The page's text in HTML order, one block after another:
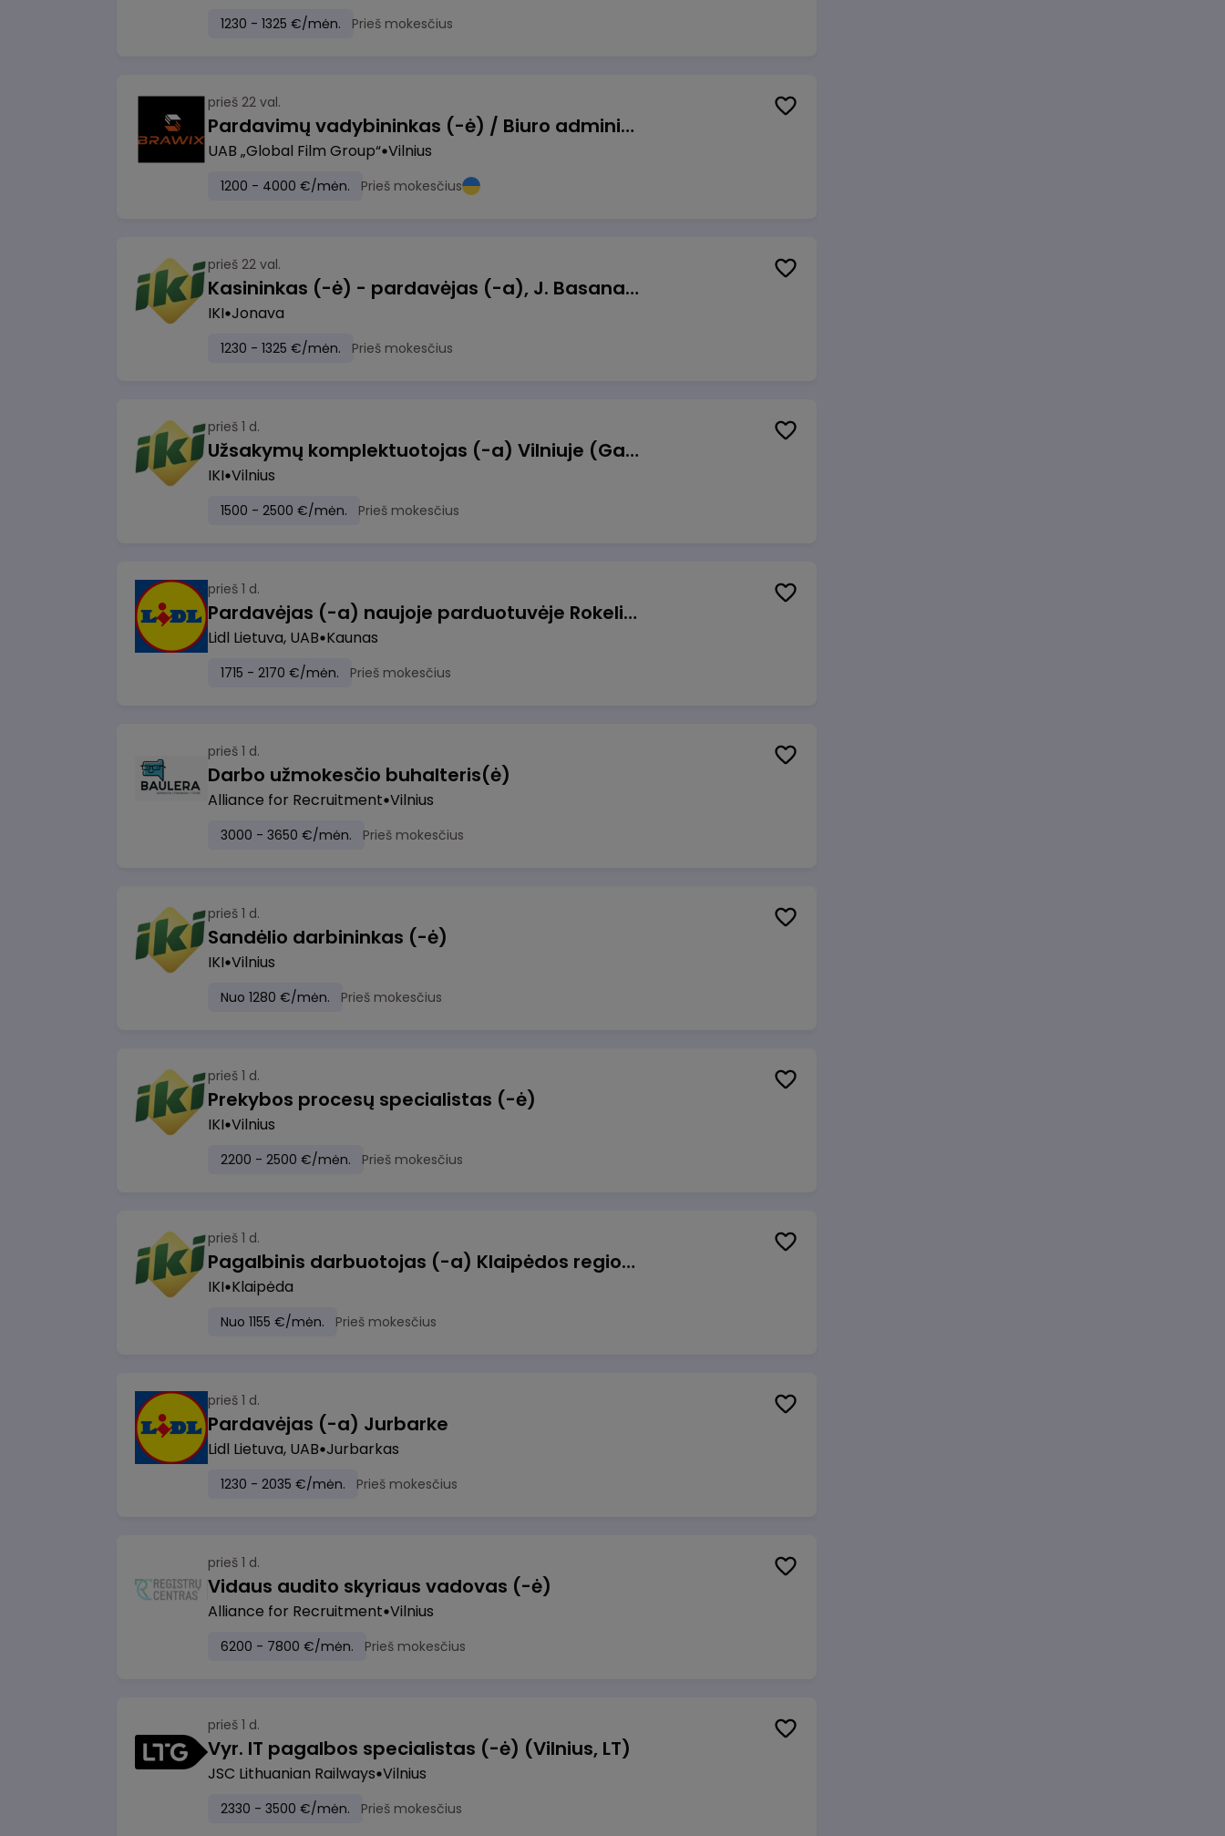
1230 - 1325 €/mėn. Prieš mokesčius
prieš 22 val.
Pardavimų vadybininkas (-ė) / Biuro administratorius (-ė) (B2B)
UAB „Global Film Group“ Vilnius
1200 - 4000 €/mėn. Prieš mokesčius
prieš 22 val.
Kasininkas (-ė) - pardavėjas (-a), J. Basanavičiaus g. 6, Jonava
IKI Jonava
1230 - 1325 €/mėn. Prieš mokesčius
prieš 1 d.
Užsakymų komplektuotojas (-a) Vilniuje (Gariūnai)
IKI Vilnius
1500 - 2500 €/mėn. Prieš mokesčius
prieš 1 d.
Pardavėjas (-a) naujoje parduotuvėje Rokeliuose (NEMOKAMAS TRANSPORTAS)
Lidl Lietuva, UAB Kaunas
1715 - 2170 €/mėn. Prieš mokesčius
prieš 1 d.
Darbo užmokesčio buhalteris(ė)
Alliance for Recruitment Vilnius
3000 - 3650 €/mėn. Prieš mokesčius
prieš 1 d.
Sandėlio darbininkas (-ė)
IKI Vilnius
Nuo 1280 €/mėn. Prieš mokesčius
prieš 1 d.
Prekybos procesų specialistas (-ė)
IKI Vilnius
2200 - 2500 €/mėn. Prieš mokesčius
prieš 1 d.
Pagalbinis darbuotojas (-a) Klaipėdos regioninėje kepykloje (indų plovime)
IKI Klaipėda
Nuo 1155 €/mėn. Prieš mokesčius
prieš 1 d.
Pardavėjas (-a) Jurbarke
Lidl Lietuva, UAB Jurbarkas
1230 - 2035 €/mėn. Prieš mokesčius
prieš 1 d.
Vidaus audito skyriaus vadovas (-ė)
Alliance for Recruitment Vilnius
6200 - 7800 €/mėn. Prieš mokesčius
prieš 1 d.
Vyr. IT pagalbos specialistas (-ė) (Vilnius, LT)
JSC Lithuanian Railways Vilnius
2330 - 3500 €/mėn. Prieš mokesčius